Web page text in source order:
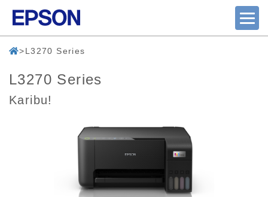
L3270 Series
L3270 Series
Karibu!